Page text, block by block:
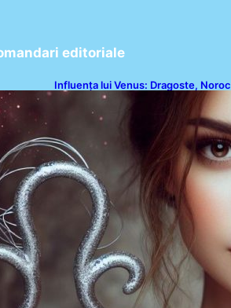
editoriale
Influența lui Venus: Dragoste, Noroc
și Oportunități pentru Tauri și Balanțe
în Weekendul 8-9 August